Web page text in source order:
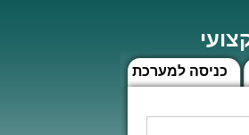
כניסה למערכת